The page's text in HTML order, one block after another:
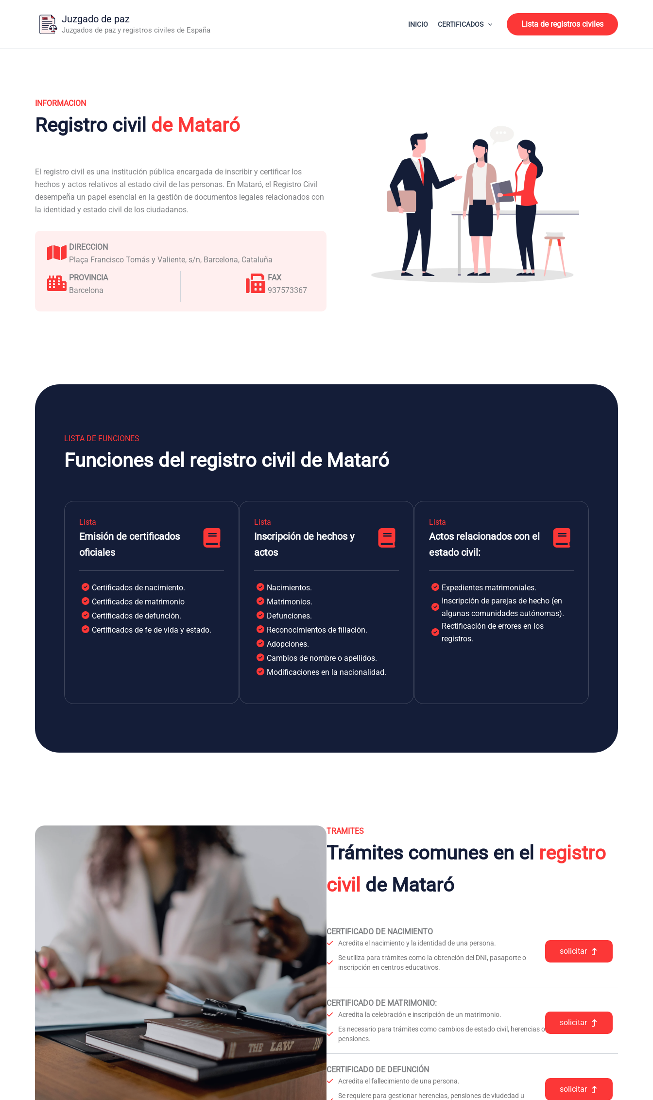
Juzgado de paz
Juzgados de paz y registros civiles de España
INICIO CERTIFICADOS Lista de registros civiles
INFORMACION
Registro civil de Mataró
El registro civil es una institución pública encargada de inscribir y certificar los
hechos y actos relativos al estado civil de las personas. En Mataró, el Registro Civil
desempeña un papel esencial en la gestión de documentos legales relacionados con
la identidad y estado civil de los ciudadanos.
DIRECCION
Plaça Francisco Tomás y Valiente, s/n, Barcelona, Cataluña
PROVINCIA
Barcelona
FAX
937573367
LISTA DE FUNCIONES
Funciones del registro civil de Mataró
Lista
Emisión de certificados
oficiales
Certificados de nacimiento.
Certificados de matrimonio
Certificados de defunción.
Certificados de fe de vida y estado.
Lista
Inscripción de hechos y
actos
Nacimientos.
Matrimonios.
Defunciones.
Reconocimientos de filiación.
Adopciones.
Cambios de nombre o apellidos.
Modificaciones en la nacionalidad.
Lista
Actos relacionados con el
estado civil:
Expedientes matrimoniales.
Inscripción de parejas de hecho (en
algunas comunidades autónomas).
Rectificación de errores en los
registros.
TRAMITES
Trámites comunes en el registro
civil de Mataró
CERTIFICADO DE NACIMIENTO
Acredita el nacimiento y la identidad de una persona.
Se utiliza para trámites como la obtención del DNI, pasaporte o
inscripción en centros educativos.
solicitar
CERTIFICADO DE MATRIMONIO:
Acredita la celebración e inscripción de un matrimonio.
Es necesario para trámites como cambios de estado civil, herencias o
pensiones.
solicitar
CERTIFICADO DE DEFUNCIÓN
Acredita el fallecimiento de una persona.
Se requiere para gestionar herencias, pensiones de viudedad u
solicitar